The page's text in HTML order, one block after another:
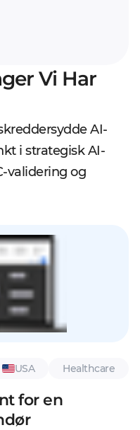
Vi Har
AI-
i strategisk AI-
validering og
USA Healthcare
for en